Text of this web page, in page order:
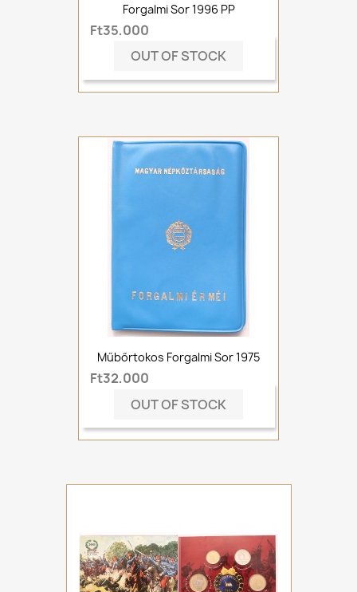
Forgalmi Sor 1996 PP
Ft35,000
OUT OF STOCK
Műbőrtokos Forgalmi Sor 1975
Ft32,000
OUT OF STOCK